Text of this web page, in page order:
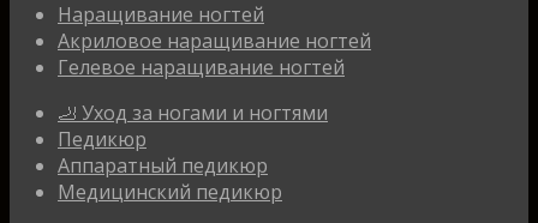
Наращивание ногтей
Акриловое наращивание ногтей
Гелевое наращивание ногтей
🦶 Уход за ногами и ногтями
Педикюр
Аппаратный педикюр
Медицинский педикюр